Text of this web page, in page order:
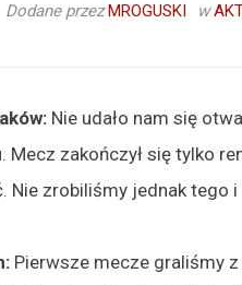
Dodane przezMROGUSKI w
Nie udało nam się
Mecz zakończył się tylko
Nie zrobiliśmy jednak tego
Pierwsze mecze graliśmy